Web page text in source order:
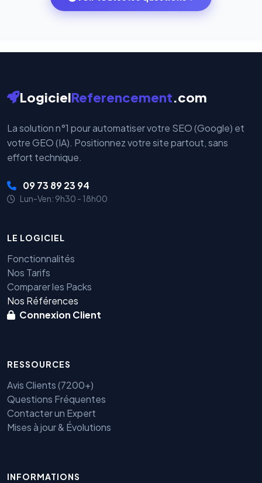
par nos serveurs — elles sont gérées directement et
LogicielReferencement.com
La solution n°1 pour automatiser votre SEO (Google) et
votre GEO (IA). Positionnez votre site partout, sans
effort technique.
09 73 89 23 94
Lun-Ven: 9h30 - 18h00
LE LOGICIEL
Fonctionnalités
Nos Tarifs
Comparer les Packs
Nos Références
Connexion Client
RESSOURCES
Avis Clients (7200+)
Questions Fréquentes
Contacter un Expert
Mises à jour & Évolutions
INFORMATIONS